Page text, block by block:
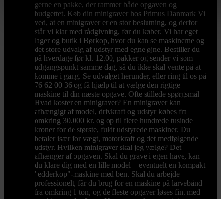
gerne en pakke, der rammer både opgaven og
budgettet. Køb din minigraver hos Primus Danmark Vi
ved, at en minigraver er en stor beslutning, og derfor
står vi klar med rådgivning, før du køber. Vi har eget
lager og butik i Børkop, hvor du kan se maskinerne og
det store udvalg af udstyr med egne øjne. Bestiller du
på hverdage før kl. 12.00, pakker og sender vi som
udgangspunkt samme dag, så du ikke skal vente på at
komme i gang. Se udvalget herunder, eller ring til os på
76 62 00 36 og få hjælp til at vælge den rigtige
maskine til din næste opgave. Ofte stillede spørgsmål
Hvad koster en minigraver? En minigraver kan
afhængigt af model, drivkraft og udstyr købes fra
omkring 30.000 kr. og op til flere hundrede tusinde
kroner for de største, fuldt udstyrede maskiner. Du
betaler især for vægt, motorkraft og det medfølgende
udstyr. Hvilken minigraver skal jeg vælge? Det
afhænger af opgaven. Skal du grave i egen have, kan
du klare dig med en lille model – eventuelt en kompakt
"edderkop"-maskine med ben. Skal du arbejde
professionelt, får du brug for en maskine på larvebånd
fra omkring 1 ton, og de fleste opgaver løses fint med